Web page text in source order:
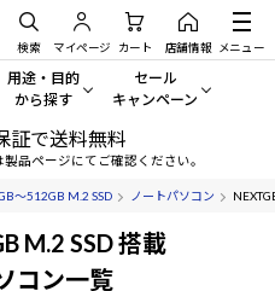
検索 マイページ カート 店舗情報 メニュー
てみる
用途・目的
から探す
一般向けパソコン
ゲーミングPC・ゲーム向けパソコン
クリエイティブ向け
セール
キャンペーン
セール・キャンペー
期間限定セール
証で送料無料
品ページにてご確認ください。
～512GB M.2 SSD ノートパソコン
M.2 SSD 搭載
コン一覧